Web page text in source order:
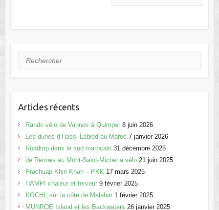
o
n
Rechercher
Articles récents
Rando vélo de Vannes à Quimper 8 juin 2026
Les dunes d’Hassi Labied au Maroc 7 janvier 2026
Roadtrip dans le sud marocain 31 décembre 2025
de Rennes au Mont-Saint-Michel à vélo 21 juin 2025
Prachuap Khiri Khan – PKK 17 mars 2025
HAMPI chaleur et ferveur 9 février 2025
KOCHI, sur la côte de Malabar 1 février 2025
MUNROE Island et les Backwaters 26 janvier 2025